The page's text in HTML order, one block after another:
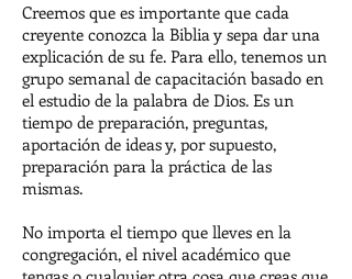
Creemos que es importante que cada
creyente conozca la Biblia y sepa dar una
explicación de su fe. Para ello, tenemos un
grupo semanal de capacitación basado en
el estudio de la palabra de Dios. Es un
tiempo de preparación, preguntas,
aportación de ideas y, por supuesto,
preparación para la práctica de las
mismas.
No importa el tiempo que lleves en la
congregación, el nivel académico que